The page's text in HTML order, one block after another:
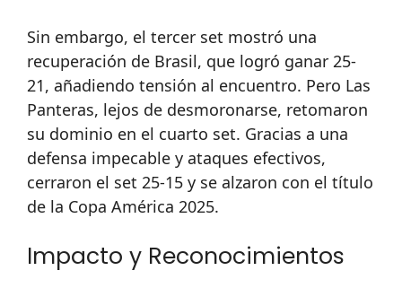
Sin embargo, el tercer set mostró una
recuperación de Brasil, que logró ganar 25-
21, añadiendo tensión al encuentro. Pero Las
Panteras, lejos de desmoronarse, retomaron
su dominio en el cuarto set. Gracias a una
defensa impecable y ataques efectivos,
cerraron el set 25-15 y se alzaron con el título
de la Copa América 2025.
Impacto y Reconocimientos